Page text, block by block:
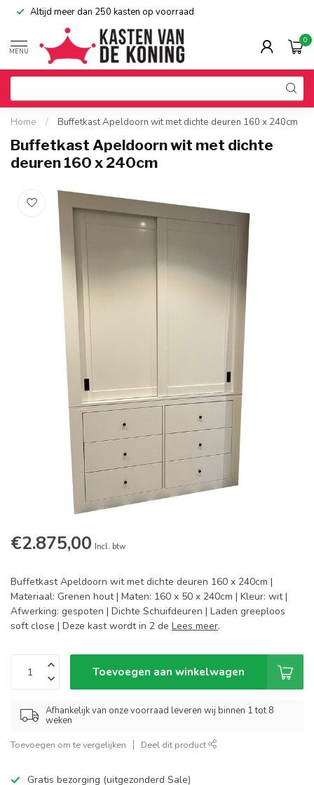
Altijd meer dan 250 kasten op voorraad
MENU
0
Home / Buffetkast Apeldoorn wit met dichte deuren 160 x 240cm
Buffetkast Apeldoorn wit met dichte
deuren 160 x 240cm
€2.875,00 Incl. btw
Buffetkast Apeldoorn wit met dichte deuren 160 x 240cm |
Materiaal: Grenen hout | Maten: 160 x 50 x 240cm | Kleur: wit |
Afwerking: gespoten | Dichte Schuifdeuren | Laden greeploos
soft close | Deze kast wordt in 2 de Lees meer.
Toevoegen aan winkelwagen
Afhankelijk van onze voorraad leveren wij binnen 1 tot 8
weken
Toevoegen om te vergelijken Deel dit product
Gratis bezorging (uitgezonderd Sale)